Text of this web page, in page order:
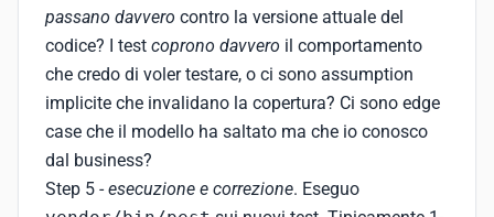
passano davvero contro la versione attuale del
codice? I test coprono davvero il comportamento
che credo di voler testare, o ci sono assumption
implicite che invalidano la copertura? Ci sono edge
case che il modello ha saltato ma che io conosco
dal business?
Step 5 -esecuzione e correzione. Eseguo